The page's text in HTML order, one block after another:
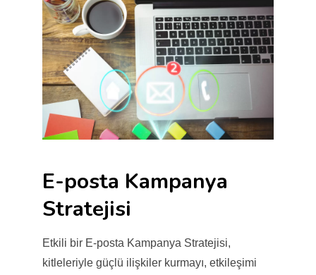
E-posta Kampanya
Stratejisi
Etkili bir E-posta Kampanya Stratejisi,
kitleleriyle güçlü ilişkiler kurmayı, etkileşimi